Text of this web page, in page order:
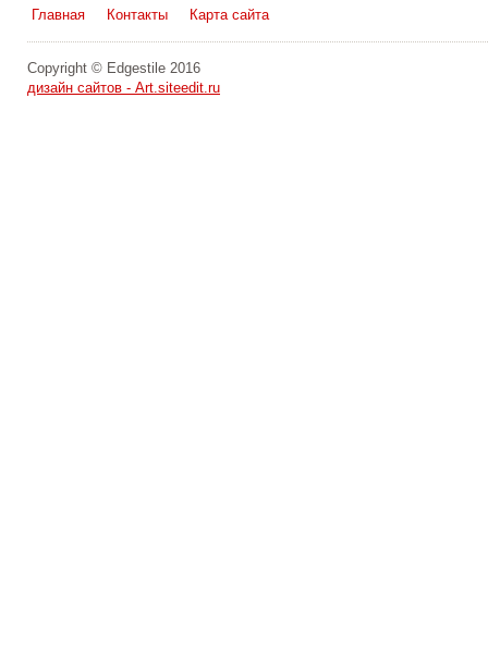
Главная Контакты Карта сайта
Copyright © Edgestile 2016
дизайн сайтов - Art.siteedit.ru